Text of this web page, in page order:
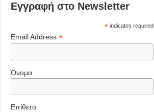
Εγγραφή στο Newsletter
*indicates required
Email Address*
Όνομα
Επίθετο